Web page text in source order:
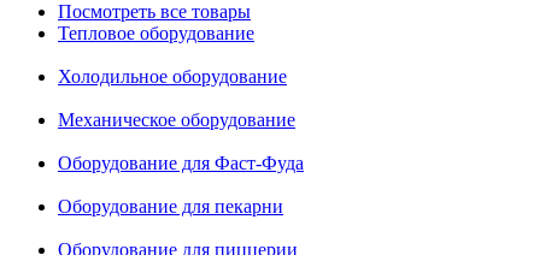
Посмотреть все товары
Тепловое оборудование
Холодильное оборудование
Механическое оборудование
Оборудование для Фаст-Фуда
Оборудование для пекарни
Оборудование для пиццерии